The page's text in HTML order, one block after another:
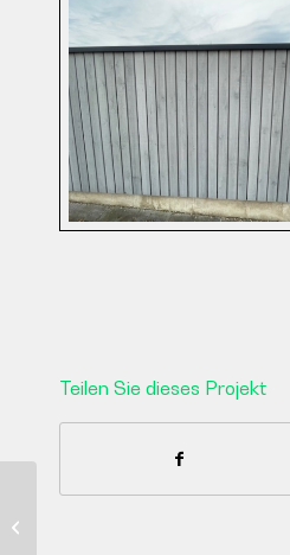
Teilen Sie dieses Projekt
Projekt Larch Dutch